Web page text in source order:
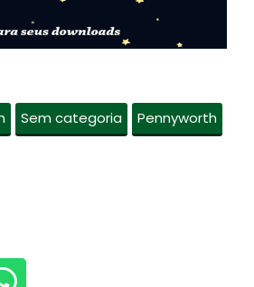
Sem categoria Pennyworth